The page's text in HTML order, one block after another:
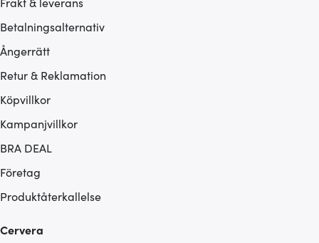
Betalningsalternativ
Ångerrätt
Retur & Reklamation
Köpvillkor
Kampanjvillkor
BRA DEAL
Företag
Produktåterkallelse
Cervera